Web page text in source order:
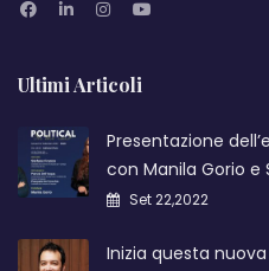
Ultimi Articoli
Presentazione
con Manila Gorio e
Set 22,2022
Inizia questa